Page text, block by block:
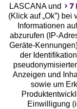
Geprüfte
Unsere
LASCANA und 7
(Klick auf „Ok”) bei
Informationen
abzurufen (IP-
Geräte-
der
Anzeigen und
sowie um
Einwilligung